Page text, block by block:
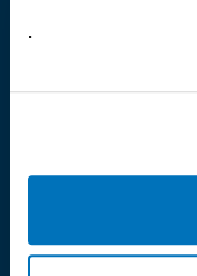
.
privatpersoner
kostnadsfri
fjärrvärme. Vi är